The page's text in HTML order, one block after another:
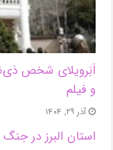
اَبَر‌ویلای شخص
و فیلم
آذر ۲۹, ۱۴۰۴
استان البرز در جنگ 12 روزه 7 شهید دانشجو تقدیم انقلاب کرد